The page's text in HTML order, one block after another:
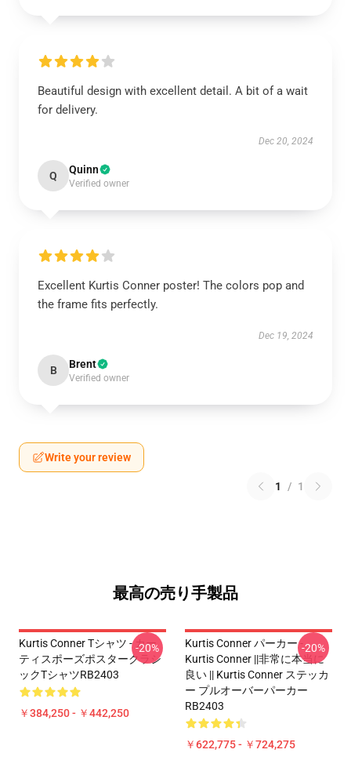
Beautiful design with excellent detail. A bit of a wait
for delivery.
Dec 20, 2024
Q Quinn
Verified owner
Excellent Kurtis Conner poster! The colors pop and
the frame fits perfectly.
Dec 19, 2024
B Brent
Verified owner
Write your review
1 / 1
最高の売り手製品
Kurtis Conner Tシャツ - カー
ティスポーズポスタークラシ
ックTシャツRB2403
￥384,250 - ￥442,250
-20%
Kurtis Conner パーカー -
Kurtis Conner ||非常に本当に
良い || Kurtis Conner ステッカ
ー プルオーバーパーカー
RB2403
￥622,775 - ￥724,275
-20%